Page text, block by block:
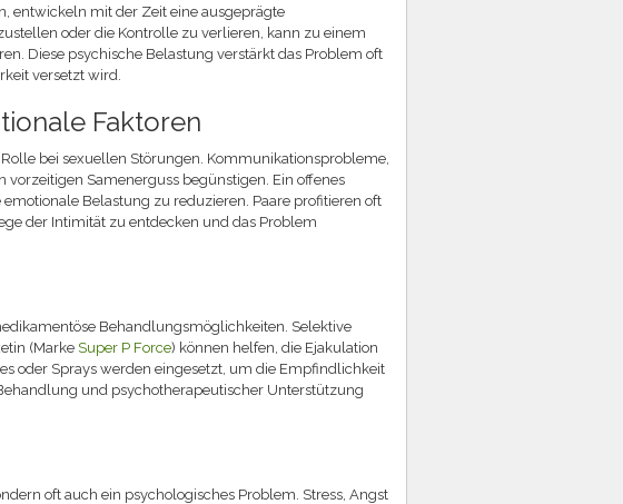
entwickeln mit der Zeit eine ausgeprägte
oder die Kontrolle zu verlieren, kann zu einem
Diese psychische Belastung verstärkt das Problem oft
versetzt wird.
Faktoren
bei sexuellen Störungen. Kommunikationsprobleme,
Samenerguss begünstigen. Ein offenes
Belastung zu reduzieren. Paare profitieren oft
der Intimität zu entdecken und das Problem
Behandlungsmöglichkeiten. Selektive
(Marke Super P Force) können helfen, die Ejakulation
oder Sprays werden eingesetzt, um die Empfindlichkeit
und psychotherapeutischer Unterstützung
oft auch ein psychologisches Problem. Stress, Angst